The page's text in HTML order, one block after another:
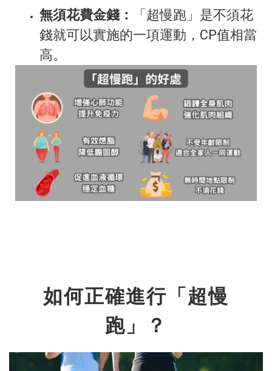
無須花費金錢：
「超慢跑」是不須花
錢就可以實施的一項運動，CP值相當
高。
如何正確進行「超慢
跑」？